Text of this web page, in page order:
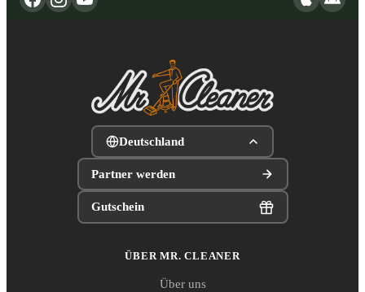
Deutschland
Partner werden
Gutschein
ÜBER MR. CLEANER
Über uns